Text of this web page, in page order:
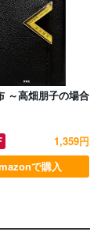
～高畑朋子の場合
1,359円
で購入